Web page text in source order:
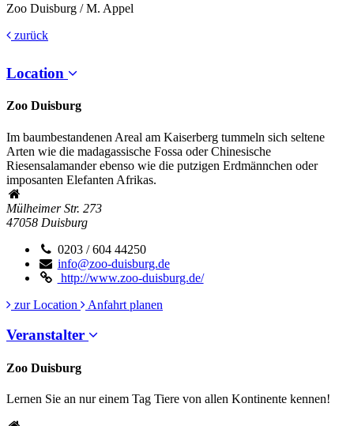
Zoo Duisburg / M. Appel
zurück
Location
Zoo Duisburg
Im baumbestandenen Areal am Kaiserberg tummeln sich seltene
Arten wie die madagassische Fossa oder Chinesische
Riesensalamander ebenso wie die putzigen Erdmännchen oder
imposanten Elefanten Afrikas.
Mülheimer Str. 273
47058 Duisburg
0203 / 604 44250
info@zoo-duisburg.de
http://www.zoo-duisburg.de/
zur Location
Anfahrt planen
Veranstalter
Zoo Duisburg
Lernen Sie an nur einem Tag Tiere von allen Kontinente kennen!